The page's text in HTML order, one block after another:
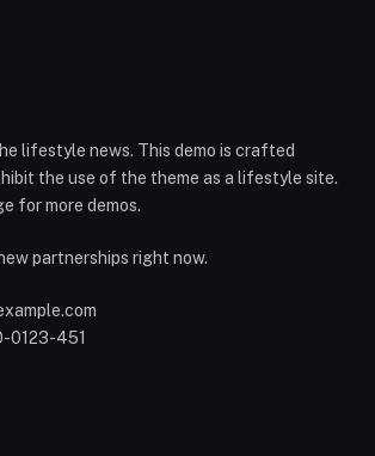
lifestyle news. This demo is crafted
the use of the theme as a lifestyle site.
for more demos.
partnerships right now.
0123-451